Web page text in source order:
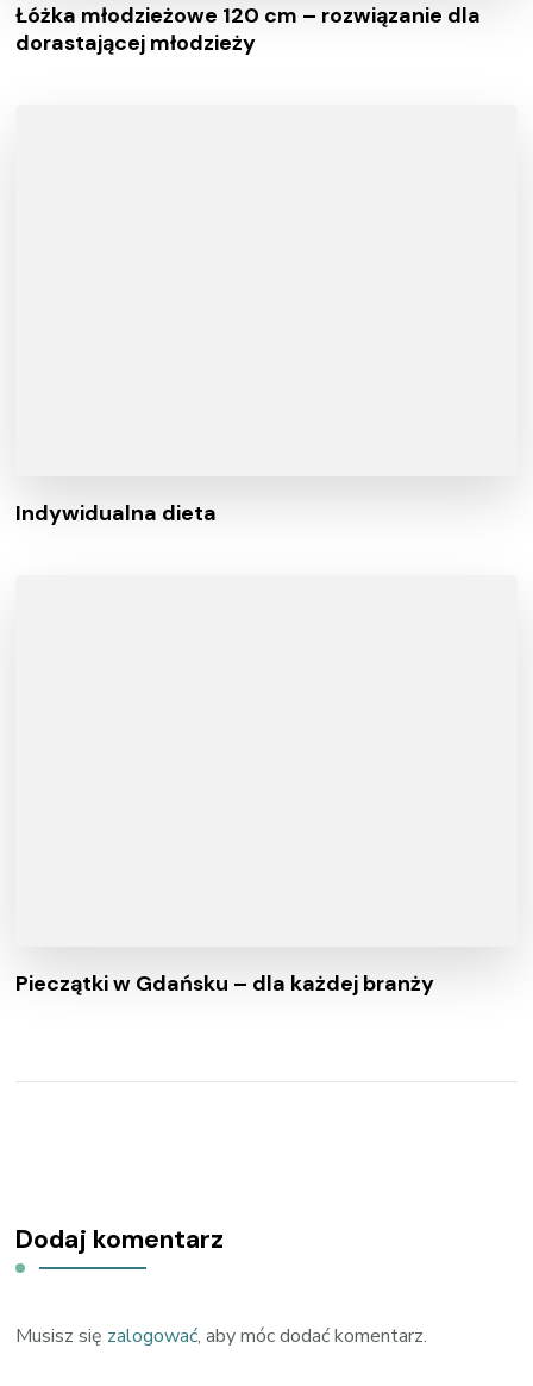
Łóżka młodzieżowe 120 cm – rozwiązanie dla
dorastającej młodzieży
Indywidualna dieta
Pieczątki w Gdańsku – dla każdej branży
Dodaj komentarz
Musisz się zalogować, aby móc dodać komentarz.